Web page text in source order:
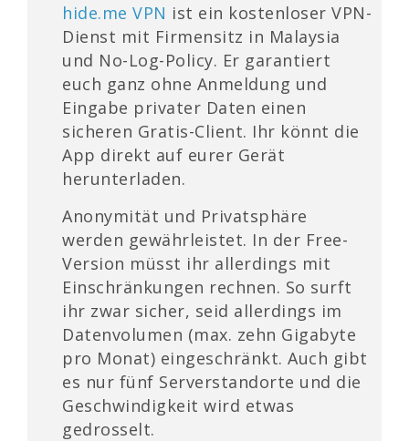
hide.me VPN ist ein kostenloser VPN-
Dienst mit Firmensitz in Malaysia
und No-Log-Policy. Er garantiert
euch ganz ohne Anmeldung und
Eingabe privater Daten einen
sicheren Gratis-Client. Ihr könnt die
App direkt auf eurer Gerät
herunterladen.
Anonymität und Privatsphäre
werden gewährleistet. In der Free-
Version müsst ihr allerdings mit
Einschränkungen rechnen. So surft
ihr zwar sicher, seid allerdings im
Datenvolumen (max. zehn Gigabyte
pro Monat) eingeschränkt. Auch gibt
es nur fünf Serverstandorte und die
Geschwindigkeit wird etwas
gedrosselt.